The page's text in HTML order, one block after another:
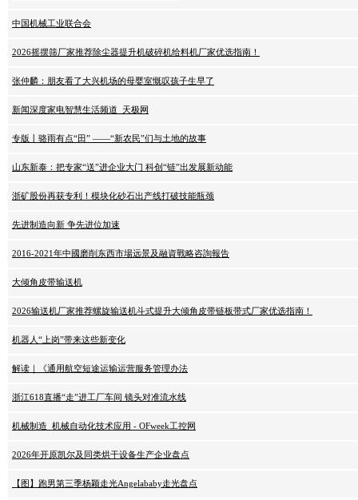
中国机械工业联合会
2026摇摆筛厂家推荐除尘器提升机破碎机给料机厂家优选指南！
张仲麟：朋友看了大兴机场的母婴室慨叹孩子生早了
新闻深度家电智慧生活频道_天极网
专版丨骆雨有点“田” ——“新农民”们与土地的故事
山东新泰：把专家“送”进企业大门 科创“链”出发展新动能
浙矿股份再获专利！模块化砂石出产线打破技能瓶颈
先进制造向新 争先进位加速
2016-2021年中國磨削东西市場远景及融資戰略咨詢報告
大倾角皮带输送机
2026输送机厂家推荐螺旋输送机斗式提升大倾角皮带链板带式厂家优选指南！
机器人“上岗”带来这些新变化
解读｜《通用航空短途运输运营服务管理办法
浙江618直播“走”进工厂车间 镜头对准流水线
机械制造_机械自动化技术应用 - OFweek工控网
2026年开原凯尔及同类烘干设备生产企业盘点
【图】跑男第三季杨颖走光Angelababy走光盘点